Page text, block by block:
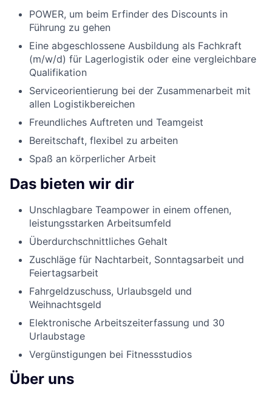
POWER, um beim Erfinder des Discounts in
Führung zu gehen
Eine abgeschlossene Ausbildung als Fachkraft
(m/w/d) für Lagerlogistik oder eine vergleichbare
Qualifikation
Serviceorientierung bei der Zusammenarbeit mit
allen Logistikbereichen
Freundliches Auftreten und Teamgeist
Bereitschaft, flexibel zu arbeiten
Spaß an körperlicher Arbeit
Das bieten wir dir
Unschlagbare Teampower in einem offenen,
leistungsstarken Arbeitsumfeld
Überdurchschnittliches Gehalt
Zuschläge für Nachtarbeit, Sonntagsarbeit und
Feiertagsarbeit
Fahrgeldzuschuss, Urlaubsgeld und
Weihnachtsgeld
Elektronische Arbeitszeiterfassung und 30
Urlaubstage
Vergünstigungen bei Fitnessstudios
Über uns